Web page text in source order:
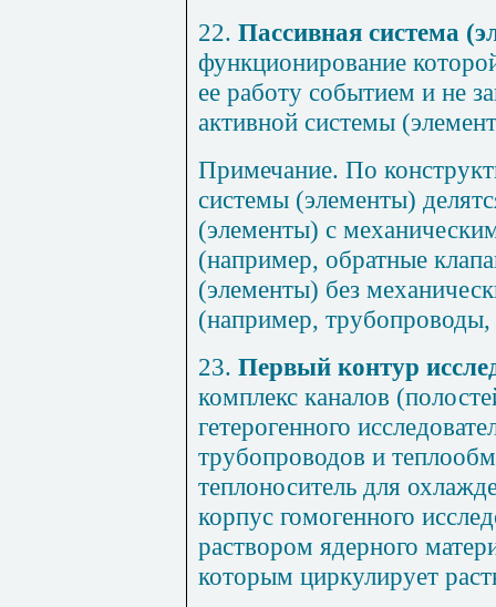
22. Пассивная система
функционирование
ее работу событием и не
активной системы
Примечание. По
системы (элементы)
(элементы) с
(например, обратные
(элементы) без
(например,
23. Первый контур
комплекс каналов
гетерогенного
трубопроводов и
теплоноситель для
корпус гомогенного
раствором ядерного
которым циркулирует